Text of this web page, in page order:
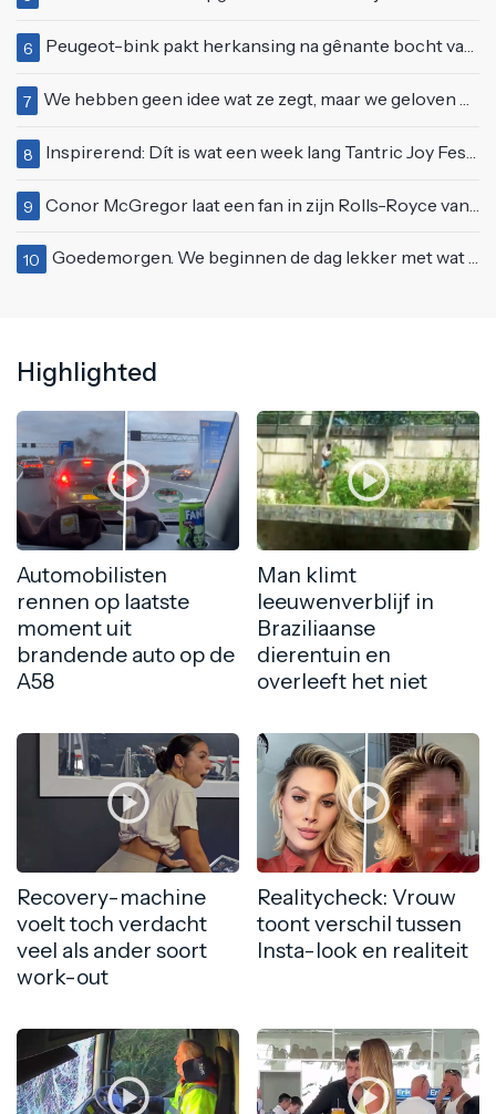
6 Peugeot-bink pakt herkansing na gênante bocht van 180 graden bij verkeerslicht
7 We hebben geen idee wat ze zegt, maar we geloven haar helemaal!
8 Inspirerend: Dít is wat een week lang Tantric Joy Festival met je doet
9 Conor McGregor laat een fan in zijn Rolls-Royce van $600.000
10 Goedemorgen. We beginnen de dag lekker met wat rek- en strekoefeningen
Highlighted
Automobilisten
rennen op laatste
moment uit
brandende auto op de
A58
Man klimt
leeuwenverblijf in
Braziliaanse
dierentuin en
overleeft het niet
Recovery-machine
voelt toch verdacht
veel als ander soort
work-out
Realitycheck: Vrouw
toont verschil tussen
Insta-look en realiteit